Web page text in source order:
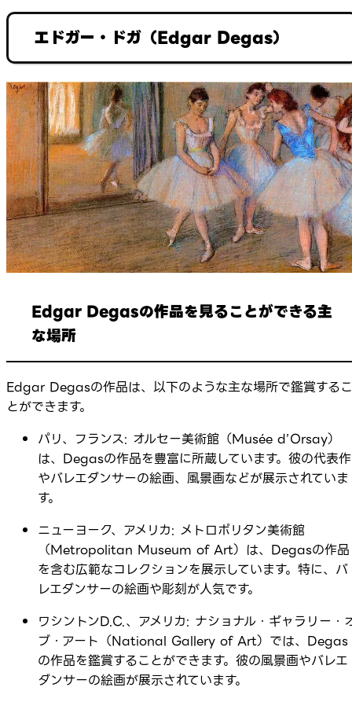
エドガー・ドガ（Edgar Degas）
Edgar Degasの作品を見ることができる主
な場所
Edgar Degasの作品は、以下のような主な場所で鑑賞するこ
とができます。
パリ、フランス: オルセー美術館（Musée d’Orsay）
は、Degasの作品を豊富に所蔵しています。彼の代表作
やバレエダンサーの絵画、風景画などが展示されていま
す。
ニューヨーク、アメリカ: メトロポリタン美術館
（Metropolitan Museum of Art）は、Degasの作品
を含む広範なコレクションを展示しています。特に、バ
レエダンサーの絵画や彫刻が人気です。
ワシントンD.C.、アメリカ: ナショナル・ギャラリー・
ブ・アート（National Gallery of Art）では、Degas
の作品を鑑賞することができます。彼の風景画やバレエ
ダンサーの絵画が展示されています。